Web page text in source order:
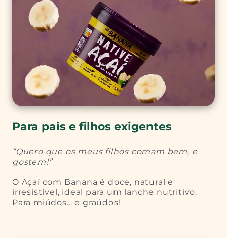
Para pais e filhos exigentes
“Quero que os meus filhos comam bem, e
gostem!”
O Açaí com Banana é doce, natural e
irresistível, ideal para um lanche nutritivo.
Para miúdos… e graúdos!